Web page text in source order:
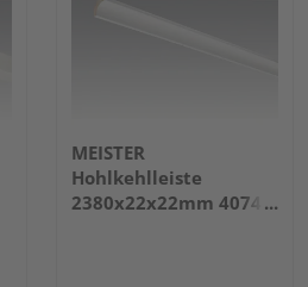
MEISTER
Hohlkehlleiste
2380x22x22mm 4074